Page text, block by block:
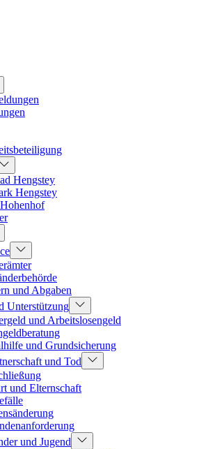
Hengstey
Hengstey
und Abgaben
Unterstützung
und Arbeitslosengeld
und Grundsicherung
und Tod
und Elternschaft
und Jugend